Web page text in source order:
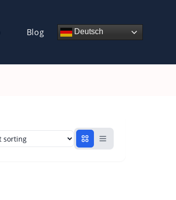
Deutsch
Blog